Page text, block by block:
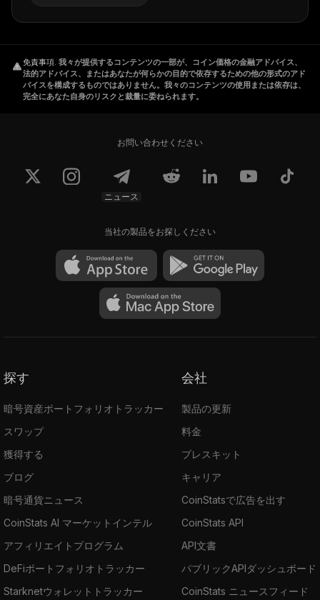
免責事項. 我々が提供するコンテンツの一部が、コイン価格の金融アドバイス、
法的アドバイス、またはあなたが何らかの目的で依存するための他の形式のアド
バイスを構成するものではありません。我々のコンテンツの使用または依存は、
完全にあなた自身のリスクと裁量に委ねられます。
お問い合わせください
ニュース
当社の製品をお探しください
探す
暗号資産ポートフォリオトラッカー
スワップ
獲得する
ブログ
暗号通貨ニュース
CoinStats AI マーケットインテル
アフィリエイトプログラム
DeFiポートフォリオトラッカー
Starknetウォレットトラッカー
会社
製品の更新
料金
プレスキット
キャリア
CoinStatsで広告を出す
CoinStats API
API文書
パブリックAPIダッシュボード
CoinStats ニュースフィード